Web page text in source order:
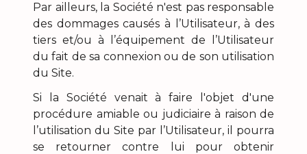
Par ailleurs, la Société n'est pas responsable
des dommages causés à l’Utilisateur, à des
tiers et/ou à l’équipement de l’Utilisateur
du fait de sa connexion ou de son utilisation
du Site.
Si la Société venait à faire l'objet d'une
procédure amiable ou judiciaire à raison de
l’utilisation du Site par l’Utilisateur, il pourra
se retourner contre lui pour obtenir